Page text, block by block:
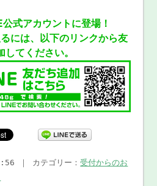
式アカウントに登場！
には、以下のリンクから友
してください。
｜ カテゴリー：受付からのお